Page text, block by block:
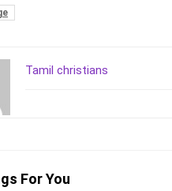
Tamil christians
For You